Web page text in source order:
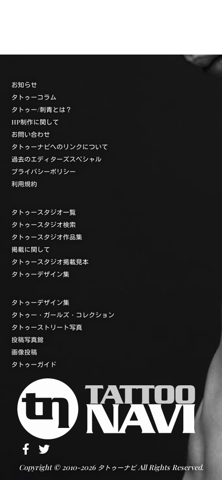
お知らせ
タトゥーコラム
タトゥー/刺青とは？
HP制作に関して
お問い合わせ
タトゥーナビへのリンクについて
過去のエディターズスペシャル
プライバシーポリシー
利用規約
タトゥースタジオ一覧
タトゥースタジオ検索
タトゥースタジオ作品集
掲載に関して
タトゥースタジオ掲載見本
タトゥーデザイン集
タトゥーデザイン集
タトゥー・ガールズ・コレクション
タトゥーストリート写真
投稿写真館
画像投稿
タトゥーガイド
Copyright © 2010-2026 タトゥーナビAll Rights Reserved.